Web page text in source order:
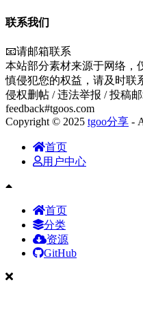
联系我们
📧请邮箱联系
本站部分素材来源于网络，
慎侵犯您的权益，请及时联
侵权删帖 / 违法举报 / 投稿
feedback#tgoos.com
Copyright © 2025 tgoo分享 -
首页
用户中心
首页
分类
资源
GitHub